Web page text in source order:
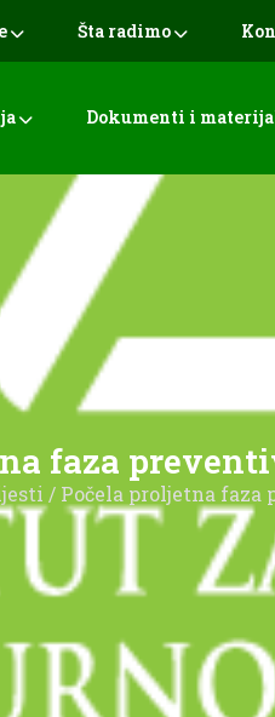
Šta radimo
Dokumenti i
faza
/ Počela proljetna